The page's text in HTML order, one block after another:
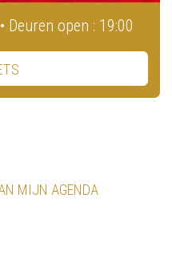
• Deuren open : 19:00
MIJN AGENDA